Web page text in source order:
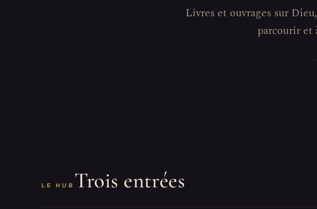
Livres et ouvrages sur
parcourir et
LE HUB Trois entrées